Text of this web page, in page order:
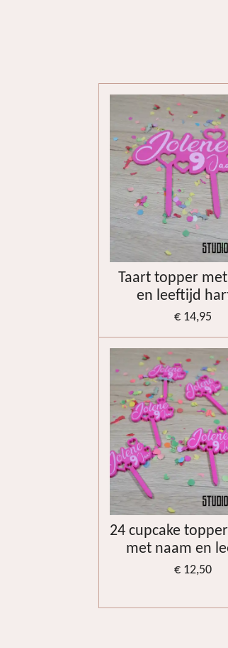
Taart topper
en leeftijd
€ 14,95
24 cupcake
met naam en
€ 12,50